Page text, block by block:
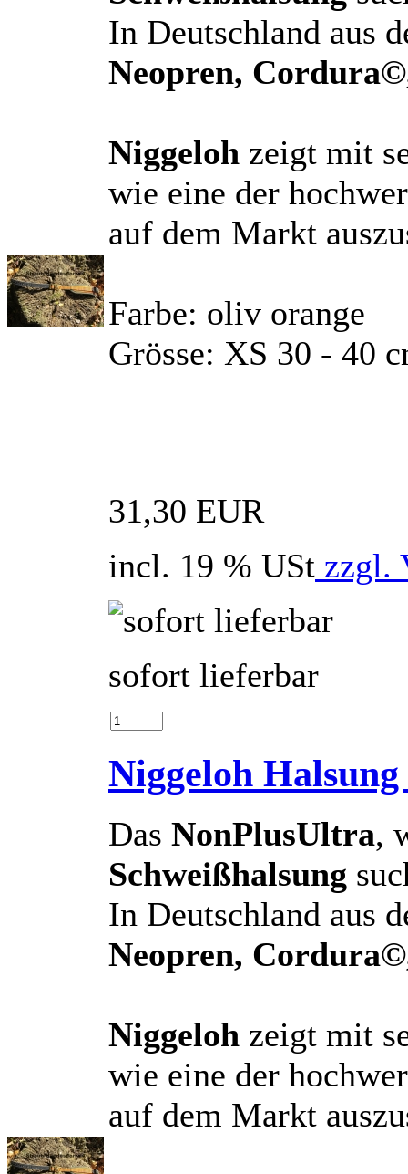
In Deutschland aus
Neopren,
Niggeloh zeigt mit
wie eine der
auf dem Markt
Farbe: oliv orange
Grösse: XS 30 - 40
31,30 EUR
incl. 19 % USt zzgl.
sofort lieferbar
Niggeloh
Das NonPlusUltra,
Schweißhalsung
In Deutschland aus
Neopren,
Niggeloh zeigt mit
wie eine der
auf dem Markt